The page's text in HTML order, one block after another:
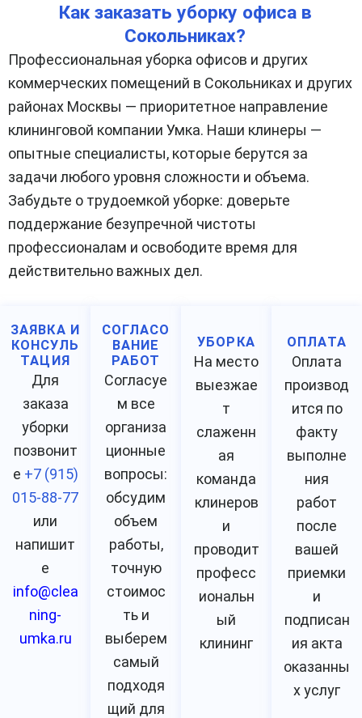
Как заказать уборку офиса в
Сокольниках?
Профессиональная уборка офисов и других
коммерческих помещений в Сокольниках и других
районах Москвы — приоритетное направление
клининговой компании Умка. Наши клинеры —
опытные специалисты, которые берутся за
задачи любого уровня сложности и объема.
Забудьте о трудоемкой уборке: доверьте
поддержание безупречной чистоты
профессионалам и освободите время для
действительно важных дел.
ЗАЯВКА И
КОНСУЛЬ
ТАЦИЯ
Для
заказа
уборки
позвонит
е +7 (915)
015-88-77
или
напишит
е
info@clea
ning-
umka.ru
СОГЛАСО
ВАНИЕ
РАБОТ
Согласуе
м все
организа
ционные
вопросы:
обсудим
объем
работы,
точную
стоимос
ть и
выберем
самый
подходя
щий для
УБОРКА
На место
выезжае
т
слаженн
ая
команда
клинеров
и
проводит
професс
иональн
ый
клининг
ОПЛАТА
Оплата
производ
ится по
факту
выполне
ния
работ
после
вашей
приемки
и
подписан
ия акта
оказанны
х услуг